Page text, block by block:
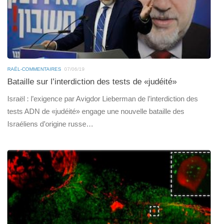
RAËL-COMMENTAIRES 07/06/19
Bataille sur l’interdiction des tests de «judéité»
Israël : l’exigence par Avigdor Lieberman de l’interdiction des
tests ADN de «judéité» engage une nouvelle bataille des
Israéliens d’origine russe…